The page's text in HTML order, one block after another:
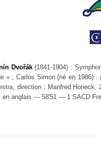
Dvořák(1841-1904) :
» ; Carlos Simon (né en 1986) :
direction : Manfred
en anglais — 58'51 — 1 SACD